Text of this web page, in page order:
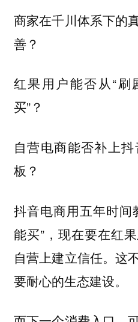
商家在千川体系下的
善？
红果用户能否从“刷
买”？
自营电商能否补上
板？
抖音电商用五年时间
能买”，现在要在红
自营上建立信任。这
要耐心的生态建设。